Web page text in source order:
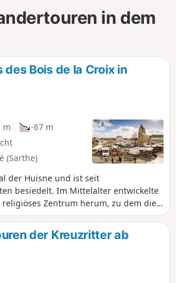
in dem
des Bois de la Croix in
m
-67 m
(Sarthe)
der Huisne und ist seit
besiedelt. Im Mittelalter entwickelte
Zentrum herum, zu dem die
und ein Priorat gehörten. Die
16. Jahrhunderts von einer Stadtmauer
sich am Ende des Ancien Régime
die die Furten ersetzten, und
Verkehrsinfrastruktur: Ausbau der
um 1780, gefolgt von der
der Kreuzritter ab